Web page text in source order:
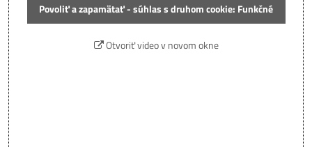
Povoliť a zapamätať - súhlas s druhom cookie: Funkčné
Otvoriť video v novom okne